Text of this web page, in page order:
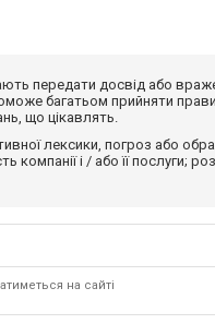
передати досвід або
багатьом прийняти
що цікавлять.
лексики, погроз або
компанії і / або її послуги;
на сайті